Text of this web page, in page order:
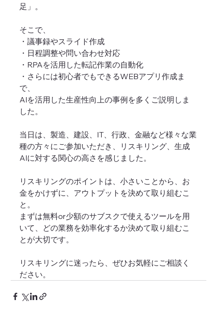
足」。
そこで、
・議事録やスライド作成
・日程調整や問い合わせ対応
・RPAを活用した転記作業の自動化
・さらには初心者でもできるWEBアプリ作成ま
で、
AIを活用した生産性向上の事例を多くご説明しま
した。
当日は、製造、建設、IT、行政、金融など様々な業
種の方々にご参加いただき、リスキリング、生成
AIに対する関心の高さを感じました。
リスキリングのポイントは、小さいことから、お
金をかけずに、アウトプットを決めて取り組むこ
と。
まずは無料or少額のサブスクで使えるツールを用
いて、どの業務を効率化するか決めて取り組むこ
とが大切です。
リスキリングに迷ったら、ぜひお気軽にご相談く
ださい。